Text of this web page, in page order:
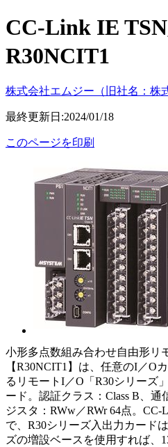
CC-Link IE
R30NCIT1
株式会社エムジー（旧社名：株
最終更新日:2024/01/18
このページを印刷
小形多点数組み合わせ自由形リ
【R30NCIT1】は、任意のI／O
るリモートI／O「R30シリーズ
ード。認証クラス：Class B、通
ジスタ：RWw／RWr 64点。
で、R30シリーズ入出力カード
ズの増設ベースを使用すれば、